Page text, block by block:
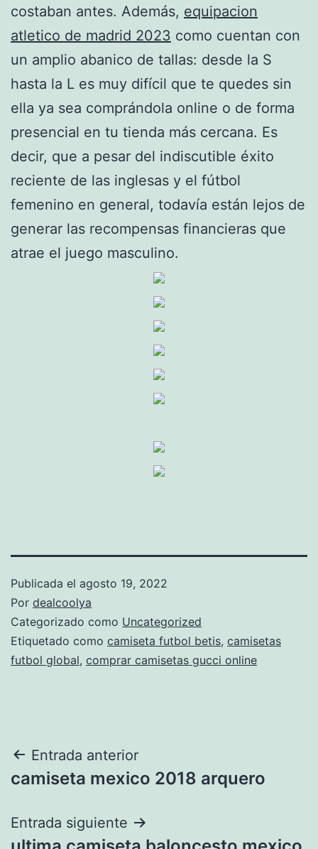
costaban antes. Además, equipacion
atletico de madrid 2023 como cuentan con
un amplio abanico de tallas: desde la S
hasta la L es muy difícil que te quedes sin
ella ya sea comprándola online o de forma
presencial en tu tienda más cercana. Es
decir, que a pesar del indiscutible éxito
reciente de las inglesas y el fútbol
femenino en general, todavía están lejos de
generar las recompensas financieras que
atrae el juego masculino.
Publicada el agosto 19, 2022
Por dealcoolya
Categorizado como Uncategorized
Etiquetado como camiseta futbol betis, camisetas
futbol global, comprar camisetas gucci online
Navegación
de
entradas
Entrada anterior
camiseta mexico 2018 arquero
Entrada siguiente